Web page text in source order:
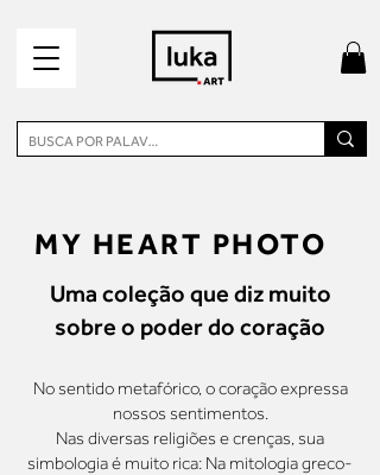
MY HEART PHOTO
Uma coleção que diz muito
sobre o poder do coração
No sentido metafórico, o coração expressa
nossos sentimentos.
Nas diversas religiões e crenças, sua
simbologia é muito rica: Na mitologia greco-